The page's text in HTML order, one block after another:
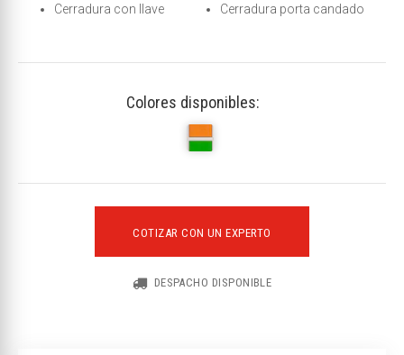
Cerradura con llave Cerradura porta candado
Colores disponibles:
COTIZAR CON UN EXPERTO
DESPACHO DISPONIBLE